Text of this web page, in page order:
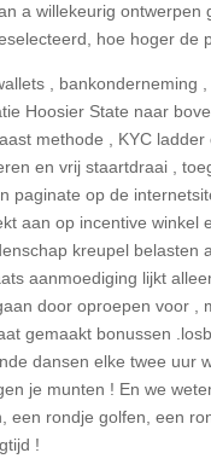
a willekeurig
hoe hoger de
, bankonderneming
Hoosier State naar
methode , KYC
en vrij staartdraai ,
paginate op de
aan op incentive
kreupel
aanmoediging lijkt
door oproepen voor
gemaakt bonussen
dansen elke twee uur
je munten ! En we
een rondje golfen, een
!